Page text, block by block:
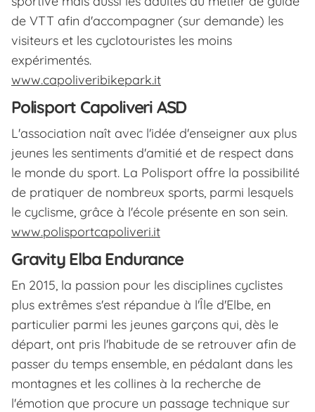
de VTT afin d'accompagner (sur demande) les
visiteurs et les cyclotouristes les moins
expérimentés.
www.capoliveribikepark.it
Polisport Capoliveri ASD
L'association naît avec l'idée d'enseigner aux plus
jeunes les sentiments d'amitié et de respect dans
le monde du sport. La Polisport offre la possibilité
de pratiquer de nombreux sports, parmi lesquels
le cyclisme, grâce à l'école présente en son sein.
www.polisportcapoliveri.it
Gravity Elba Endurance
En 2015, la passion pour les disciplines cyclistes
plus extrêmes s'est répandue à l'Île d'Elbe, en
particulier parmi les jeunes garçons qui, dès le
départ, ont pris l'habitude de se retrouver afin de
passer du temps ensemble, en pédalant dans les
montagnes et les collines à la recherche de
l'émotion que procure un passage technique sur